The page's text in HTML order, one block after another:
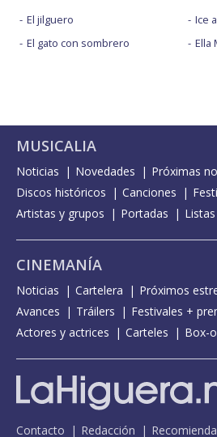
El jilguero
El gato con sombrero
Ice
Ella
MUSICALIA
Noticias Novedades
Próximas
Discos históricos
Canciones
Artistas y grupos
Portadas Listas
CINEMANÍA
Noticias Cartelera Próximos
Avances
Tráilers
Festivales +
Actores y actrices
Carteles Box-
Contacto Redacción Recomienda